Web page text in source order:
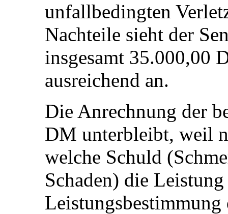
unfallbedingten
Nachteile sieht der
insgesamt 35.000,00
ausreichend an.
Die Anrechnung der
DM unterbleibt, weil
welche Schuld
Schaden) die